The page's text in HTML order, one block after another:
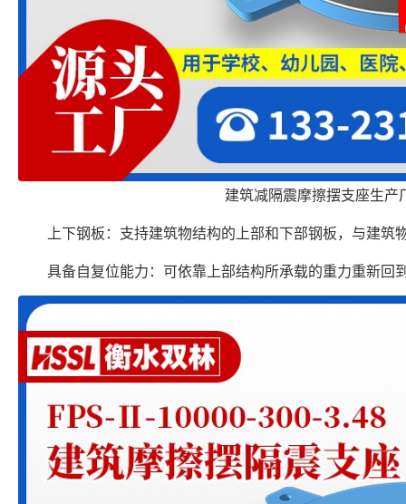
建筑减隔震摩擦摆支座生产
上下钢板：支持建筑物结构的上部和下部钢板，与建筑
具备自复位能力：可依靠上部结构所承载的重力重新回